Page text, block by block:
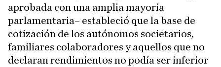
aprobada con una amplia mayoría
parlamentaria– estableció que la base de
cotización de los autónomos societarios,
familiares colaboradores y aquellos que no
declaran rendimientos no podía ser inferior